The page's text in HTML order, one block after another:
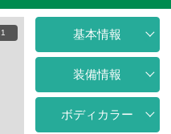
1 基本情報
装備情報
ボディカラー